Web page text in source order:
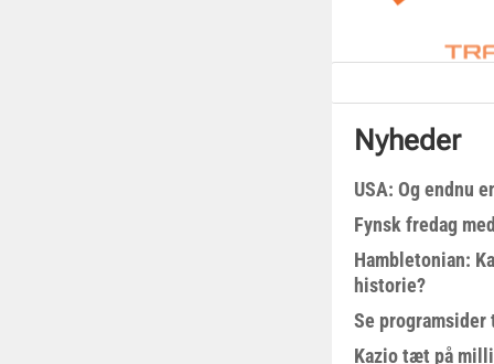
Nyheder
USA: Og endnu
Fynsk fredag
Hambletonian:
historie?
Se
Kazio tæt på